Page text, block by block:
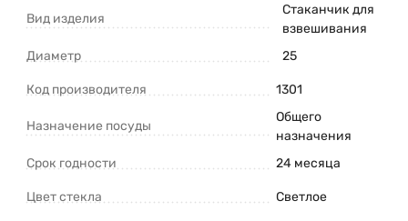
Вид изделия
Стаканчик для
взвешивания
Диаметр
25
Код производителя 1301
Назначение посуды
Общего
назначения
Срок годности
24 месяца
Цвет стекла Светлое